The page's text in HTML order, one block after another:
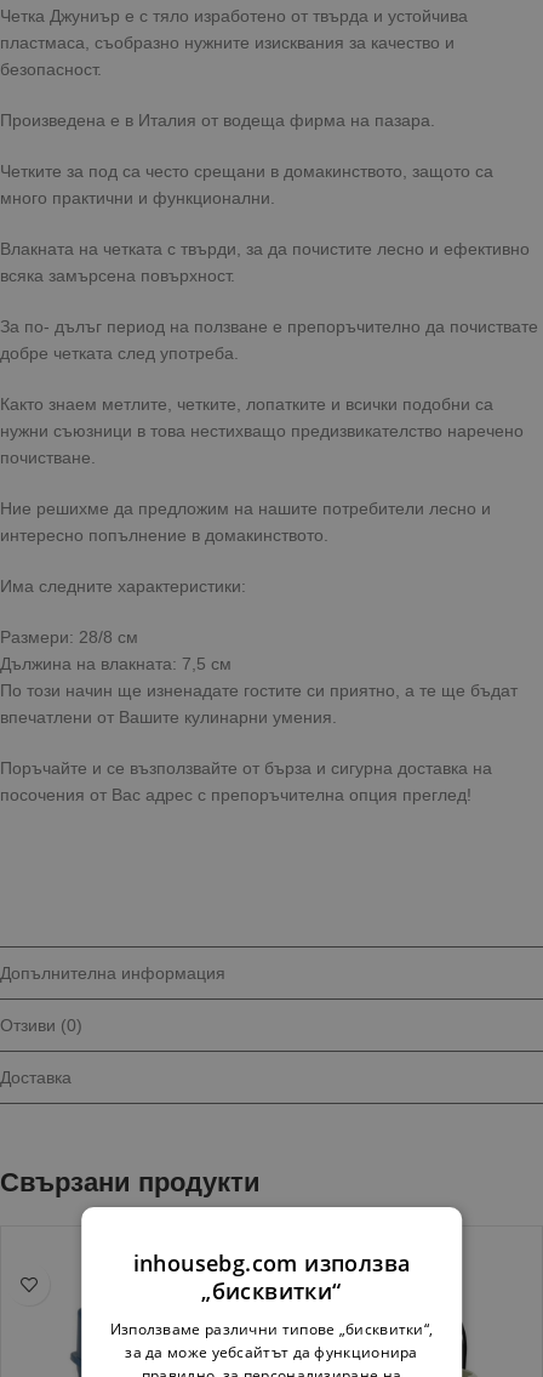
Четка Джуниър е с тяло изработено от твърда и устойчива
пластмаса, съобразно нужните изисквания за качество и
безопасност.
Произведена е в Италия от водеща фирма на пазара.
Четките за под са често срещани в домакинството, защото са
много практични и функционални.
Влакната на четката с твърди, за да почистите лесно и ефективно
всяка замърсена повърхност.
За по- дълъг период на ползване е препоръчително да почиствате
добре четката след употреба.
Както знаем метлите, четките, лопатките и всички подобни са
нужни съюзници в това нестихващо предизвикателство наречено
почистване.
Ние решихме да предложим на нашите потребители лесно и
интересно попълнение в домакинството.
Има следните характеристики:
Размери: 28/8 см
Дължина на влакната: 7,5 см
По този начин ще изненадате гостите си приятно, а те ще бъдат
впечатлени от Вашите кулинарни умения.
Поръчайте и се възползвайте от бърза и сигурна доставка на
посочения от Вас адрес с препоръчителна опция преглед!
Допълнителна информация
Отзиви (0)
Доставка
Свързани продукти
inhousebg.com използва
„бисквитки“
Използваме различни типове „бисквитки“,
за да може уебсайтът да функционира